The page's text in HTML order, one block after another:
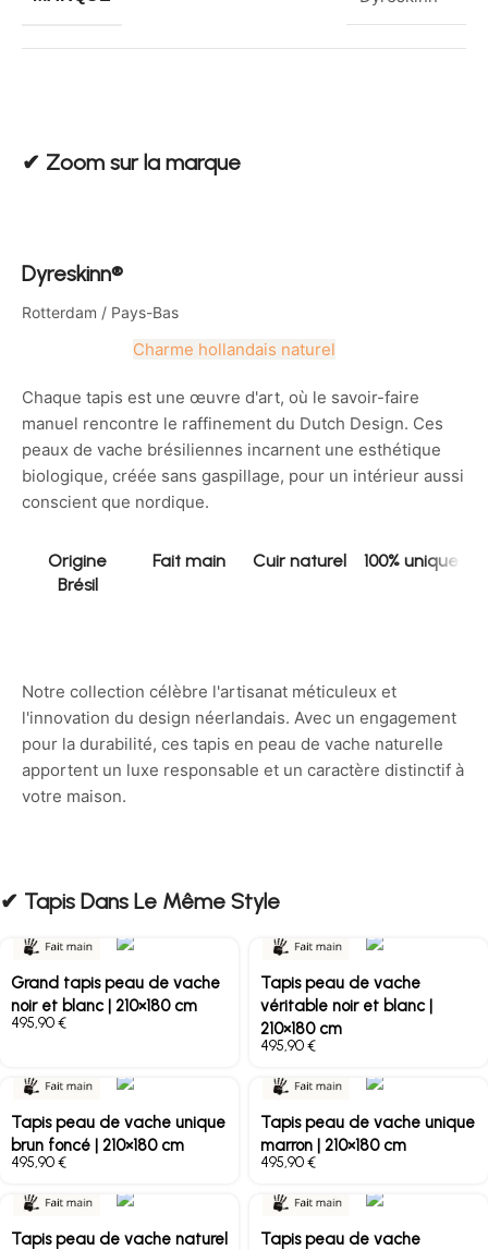
✔︎ Zoom sur la marque
Dyreskinn®
Rotterdam / Pays-Bas
Charme hollandais naturel
Chaque tapis est une œuvre d'art, où le savoir-faire
manuel rencontre le raffinement du Dutch Design. Ces
peaux de vache brésiliennes incarnent une esthétique
biologique, créée sans gaspillage, pour un intérieur aussi
conscient que nordique.
Origine
Brésil
Fait main Cuir naturel 100% unique
Notre collection célèbre l'artisanat méticuleux et
l'innovation du design néerlandais. Avec un engagement
pour la durabilité, ces tapis en peau de vache naturelle
apportent un luxe responsable et un caractère distinctif à
votre maison.
✔︎ Tapis Dans Le Même Style
Grand tapis peau de vache
noir et blanc | 210×180 cm
€
Tapis peau de vache
véritable noir et blanc |
210×180 cm
€
Tapis peau de vache unique
brun foncé | 210×180 cm
€
Tapis peau de vache unique
marron | 210×180 cm
€
Tapis peau de vache naturel
Tapis peau de vache